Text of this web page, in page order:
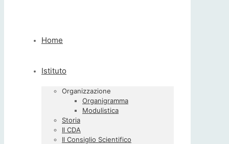
Home
Istituto
Organizzazione
Organigramma
Modulistica
Storia
Il CDA
Il Consiglio Scientifico